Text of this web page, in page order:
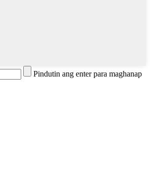
Pindutin ang enter para maghanap